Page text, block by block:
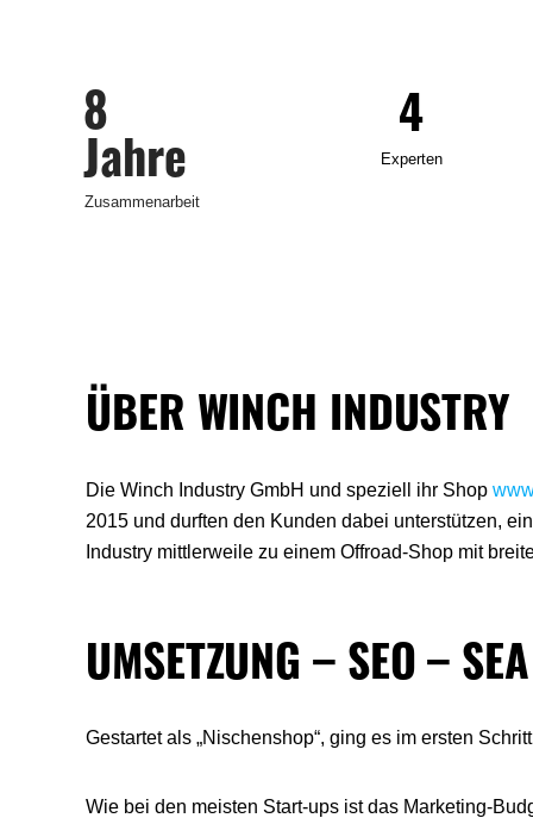
8
Jahre
Zusammenarbeit
4
Experten
ÜBER WINCH INDUSTRY
Die Winch Industry GmbH und speziell ihr Shop
2015 und durften den Kunden dabei unterstützen,
Industry mittlerweile zu einem Offroad-Shop mit
UMSETZUNG – SEO – SEA
Gestartet als „Nischenshop“, ging es im ersten
Wie bei den meisten Start-ups ist das Marketing-